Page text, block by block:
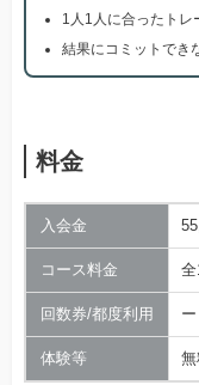
1人1人に合ったトレ
結果にコミットでき
料金
入会金
コース料金
回数券/都度利用 ー
体験等